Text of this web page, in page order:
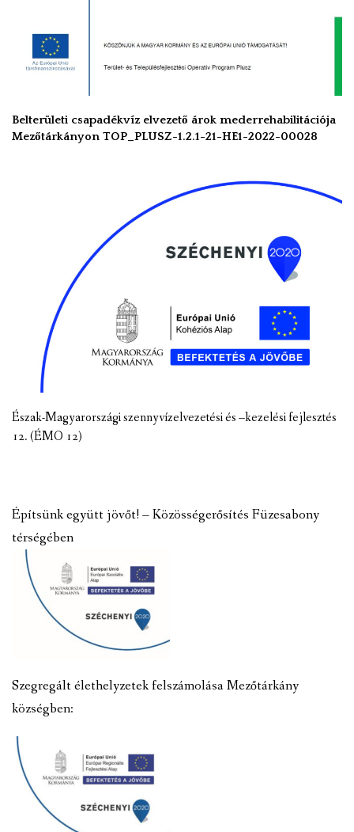
Belterületi csapadékvíz elvezető árok mederrehabilitációja
Mezőtárkányon TOP_PLUSZ-1.2.1-21-HE1-2022-00028
Észak-Magyarországi szennyvízelvezetési és –kezelési fejlesztés
12. (ÉMO 12)
Építsünk együtt jövőt! – Közösségerősítés Füzesabony
térségében
Szegregált élethelyzetek felszámolása Mezőtárkány
községben: